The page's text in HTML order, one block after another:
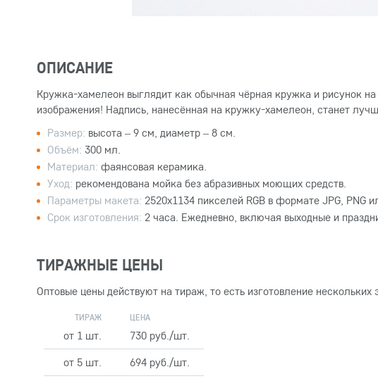
ОПИСАНИЕ
Кружка-хамелеон выглядит как обычная чёрная кружка и рисунок
изображения! Надпись, нанесённая на кружку-хамелеон, станет
Размер: высота – 9 см, диаметр – 8 см.
Объём: 300 мл.
Материал: фаянсовая керамика.
Уход: рекомендована мойка без абразивных моющих средств.
Параметры макета: 2520x1134 пикселей RGB в формате JPG, PNG
Срок изготовления: 2 часа. Ежедневно, включая выходные и
ТИРАЖНЫЕ ЦЕНЫ
Оптовые цены действуют на тираж, то есть изготовление
ТИРАЖ ЦЕНА
от 1 шт.
730 руб./шт.
от 5 шт.
694 руб./шт.